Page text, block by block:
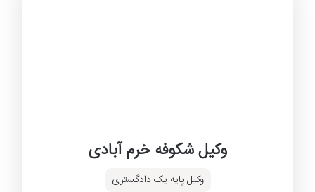
وکیل شکوفه خرم آبادی
وکیل پایه یک دادگستری